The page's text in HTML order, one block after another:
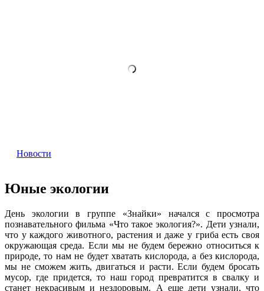
Новости
Юные экологии
День экологии в группе «Знайки» начался с просмотра
познавательного фильма «Что такое экология?». Дети узнали,
что у каждого животного, растения и даже у гриба есть своя
окружающая среда. Если мы не будем бережно относиться к
природе, то нам не будет хватать кислорода, а без кислорода,
мы не сможем жить, двигаться и расти. Если будем бросать
мусор, где придется, то наш город превратится в свалку и
станет некрасивым и нездоровым. А еще дети узнали, что